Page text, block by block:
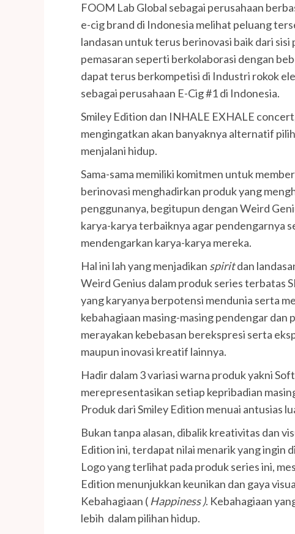
FOOM Lab Global sebagai perusahaan
e-cig brand di Indonesia melihat peluang
landasan untuk terus berinovasi baik dari
pemasaran seperti berkolaborasi dengan
dapat terus berkompetisi di Industri rokok
sebagai perusahaan E-Cig #1 di Indonesia.
Smiley Edition dan INHALE EXHALE
mengingatkan akan banyaknya alternatif
menjalani hidup.
Sama-sama memiliki komitmen untuk
berinovasi menghadirkan produk yang
penggunanya, begitupun dengan Weird
karya-karya terbaiknya agar pendengarnya
mendengarkan karya-karya mereka.
Hal ini lah yang menjadikan spiritdan
Weird Genius dalam produk series terbatas
yang karyanya berpotensi mendunia serta
kebahagiaan masing-masing pendengar
merayakan kebebasan berekspresi serta
maupun inovasi kreatif lainnya.
Hadir dalam 3 variasi warna produk yakni
merepresentasikan setiap kepribadian
Produk dari Smiley Edition menuai antusias
Bukan tanpa alasan, dibalik kreativitas dan
Edition ini, terdapat nilai menarik yang ingin
Logo yang terlihat pada produk series ini,
Edition menunjukkan keunikan dan gaya
Kebahagiaan ( Happiness ). Kebahagiaan
lebih dalam pilihan hidup.